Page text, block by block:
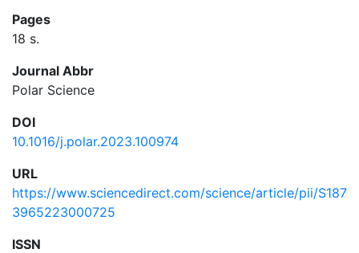
Pages
18 s.
Journal Abbr
Polar Science
DOI
10.1016/j.polar.2023.100974
URL
https://www.sciencedirect.com/science/article/pii/S187
3965223000725
ISSN